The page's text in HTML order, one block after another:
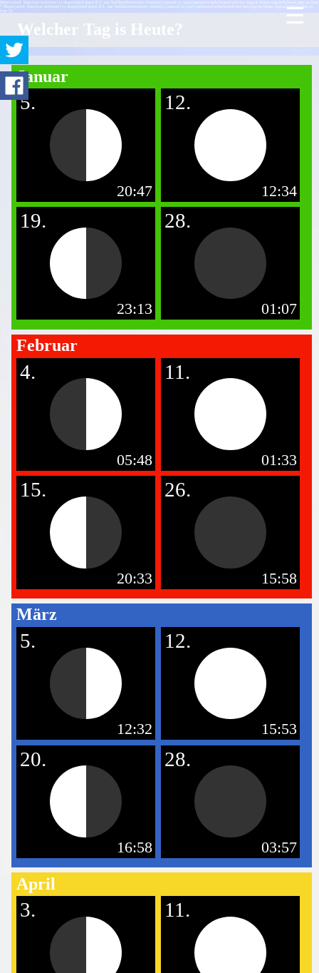
Deprecated: Function strftime() is deprecated since 8.1, use IntlDateFormatter::format() instead in /var/customers/webs/knurd/welcher-tag-ist-heute.org/wtih/head.php on line
7 Deprecated: Function strftime() is deprecated since 8.1, use IntlDateFormatter::format() instead in /var/customers/webs/knurd/welcher-tag-ist-heute.org/wtih/head.php on
line 21
Welcher Tag is Heute?
☰
Januar
5.
20:47
12.
12:34
19.
23:13
28.
01:07
Februar
4.
05:48
11.
01:33
15.
20:33
26.
15:58
März
5.
12:32
12.
15:53
20.
16:58
28.
03:57
April
3. 11.